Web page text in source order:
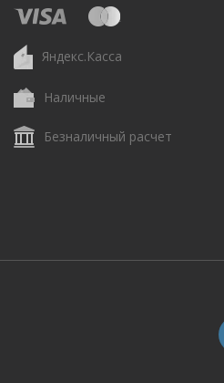
Яндекс.Касса
Наличные
Безналичный расчет